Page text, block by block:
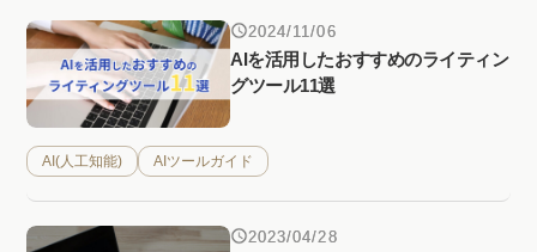
2024/11/06
AIを活用したおすすめのライティン
グツール11選
AI(人工知能) AIツールガイド
2023/04/28